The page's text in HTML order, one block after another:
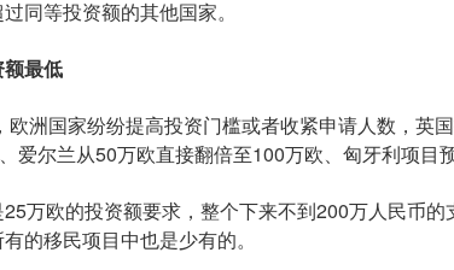
同等投资额的其他国家。
最低
洲国家纷纷提高投资门槛或者收紧申请人数，英
爱尔兰从50万欧直接翻倍至100万欧、匈牙利项目
欧的投资额要求，整个下来不到200万人民币的
的移民项目中也是少有的。